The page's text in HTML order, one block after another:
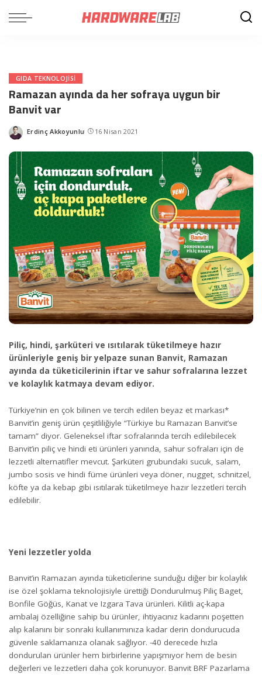
GIDA TEKNOLOJISI
Ramazan ayında da her sofraya uygun bir
Banvit var
Posted
Erdinç Akkoyunlu 16 Nisan 2021
Piliç, hindi, şarküteri ve ısıtılarak tüketilmeye hazır
ürünleriyle geniş bir yelpaze sunan Banvit, Ramazan
ayında da tüketicilerinin iftar ve sahur sofralarına lezzet
ve kolaylık katmaya devam ediyor.
Türkiye’nin en çok bilinen ve tercih edilen beyaz et markası*
Banvit’in geniş ürün çeşitliliğiyle “Türkiye bu Ramazan Banvit’se
tamam” diyor. Geleneksel iftar sofralarında tercih edilebilecek
Banvit’in piliç ve hindi eti ürünleri yanında, sahur sofraları için de
lezzetli alternatifler mevcut. Şarküteri grubundaki sucuk, salam,
jumbo sosis ve hindi füme ürünleri veya döner, nugget, schnitzel,
köfte ya da kebap gibi ısıtılarak tüketilmeye hazır lezzetleri tercih
edilebilir.
Yeni lezzetler yolda
Banvit’in Ramazan ayında tüketicilerine sunduğu diğer bir kolaylık
ise özel şoklama teknolojisiyle ürettiği Dondurulmuş Piliç Baget,
Bonfile Göğüs, Kanat ve Izgara Tava ürünleri. Kilitli aç-kapa
ambalaj özelliğine sahip bu ürünler, ihtiyacınız kadarını poşetten
alıp kalanını bir sonraki kullanımınıza kadar derin dondurucuda
güvenle saklamanıza olanak sağlıyor. -40 derecede hızla
dondurulan ürünler hem birbirlerine yapışmıyor hem de besin
değerleri ve lezzetleri daha çok korunuyor. Banvit BRF Pazarlama